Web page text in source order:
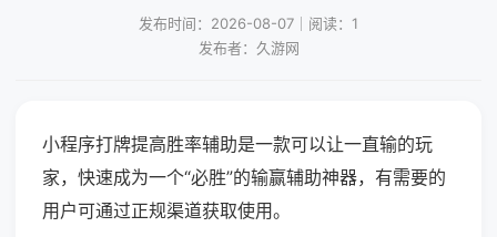
发布时间：2026-08-07｜阅读：1
发布者：久游网
小程序打牌提高胜率辅助是一款可以让一直输的玩
家，快速成为一个“必胜”的输赢辅助神器，有需要的
用户可通过正规渠道获取使用。